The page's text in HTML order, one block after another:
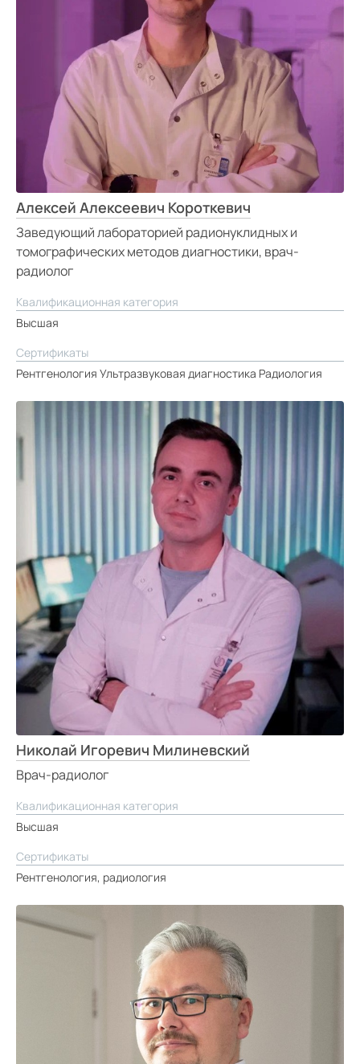
Алексей Алексеевич Короткевич
Заведующий лабораторией радионуклидных и
томографических методов диагностики, врач-
радиолог
Квалификационная категория
Высшая
Сертификаты
Рентгенология Ультразвуковая диагностика Радиология
Николай Игоревич Милиневский
Врач-радиолог
Квалификационная категория
Высшая
Сертификаты
Рентгенология, радиология